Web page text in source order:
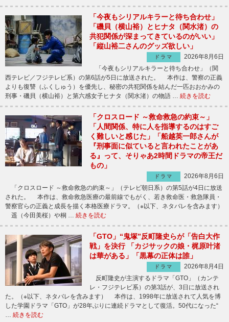
「今夜もシリアルキラーと待ち合わせ」
「磯貝（横山裕）とヒナタ（関水渚）の
共犯関係が深まってきているのがいい」
「縦山裕二さんのグッズ欲しい」
ドラマ
2026年8月6日
「今夜もシリアルキラーと待ち合わせ」（関
西テレビ／フジテレビ系）の第6話が5日に放送された。 本作は、警察の正義
よりも復讐（ふくしゅう）を優先し、秘密の共犯関係を結んだ一匹おおかみの
刑事・磯貝（横山裕）と第六感女子ヒナタ（関水渚）の物語 … 続きを読む
「クロスロード ～救命救急の約束～」
「人間関係、特に人を指導するのはすご
く難しいと感じた」「船越英一郎さんが
『刑事面に似ていると言われたことがあ
る』って、そりゃあ2時間ドラマの帝王だ
もの」
ドラマ
2026年8月6日
「クロスロード ～救命救急の約束～」（テレビ朝日系）の第5話が4日に放送
された。 本作は、救命救急医療の最前線でもがく、若き救命医・救急隊員・
警察官らの正義と成長を描く本格医療ドラマ。（※以下、ネタバレを含みます）
遥（今田美桜）や桐 … 続きを読む
「GTO」“鬼塚”反町隆史らが「告白大作
戦」を決行 「カジサックの娘・梶原叶渚
は華がある」「黒幕の正体は誰」
ドラマ
2026年8月4日
反町隆史が主演するドラマ「GTO」（カンテ
レ・フジテレビ系）の第3話が、3日に放送され
た。（※以下、ネタバレを含みます） 本作は、1998年に放送されて人気を博
した学園ドラマ「GTO」が28年ぶりに連続ドラマとして復活。50代になった“
続きを読む